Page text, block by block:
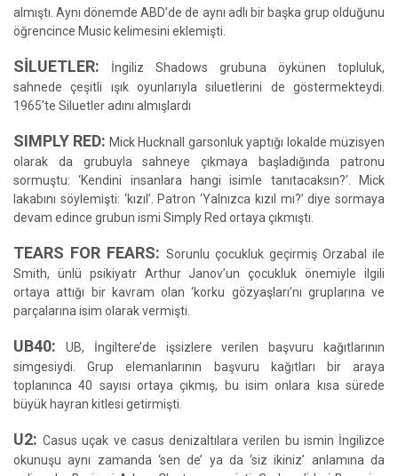
almıştı. Aynı dönemde ABD’de de aynı adlı bir başka grup olduğunu
öğrencince Music kelimesini eklemişti.
SİLUETLER: İngiliz Shadows grubuna öykünen topluluk,
sahnede çeşitli ışık oyunlarıyla siluetlerini de göstermekteydi.
1965’te Siluetler adını almışlardı
SIMPLY RED: Mick Hucknall garsonluk yaptığı lokalde müzisyen
olarak da grubuyla sahneye çıkmaya başladığında patronu
sormuştu: ‘Kendini insanlara hangi isimle tanıtacaksın?’. Mick
lakabını söylemişti: ‘kızıl’. Patron ‘Yalnızca kızıl mı?’ diye sormaya
devam edince grubun ismi Simply Red ortaya çıkmıştı.
TEARS FOR FEARS: Sorunlu çocukluk geçirmiş Orzabal ile
Smith, ünlü psikiyatr Arthur Janov’un çocukluk önemiyle ilgili
ortaya attığı bir kavram olan ‘korku gözyaşları’nı gruplarına ve
parçalarına isim olarak vermişti.
UB40: UB, İngiltere’de işsizlere verilen başvuru kağıtlarının
simgesiydi. Grup elemanlarının başvuru kağıtları bir araya
toplanınca 40 sayısı ortaya çıkmış, bu isim onlara kısa sürede
büyük hayran kitlesi getirmişti.
U2:Casus uçak ve casus denizaltılara verilen bu ismin İngilizce
okunuşu aynı zamanda ‘sen de’ ya da ‘siz ikiniz’ anlamına da